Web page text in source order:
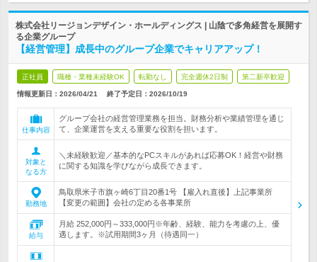
株式会社リージョンデザイン・ホールディングス | 山陰で多角経営を展開す
る企業グループ
【経営管理】成長中のグループ企業でキャリアアップ！
正社員 職種・業種未経験OK 転勤なし 完全週休2日制 第二新卒歓迎
情報更新日：2026/04/21 終了予定日： 2026/10/19
仕事内容
グループ会社の経営管理業務を担当。財務分析や業績管理を通じ
て、企業運営を支える重要な役割を担います。
対象と
なる方
＼未経験歓迎／基本的なPCスキルがあれば応募OK！経営や財務
に関する知識を学びながら成長できます。
勤務地
鳥取県米子市旗ヶ崎6丁目20番1号 【雇入れ直後】上記事業所
【変更の範囲】会社の定める各事業所
給与
月給 252,000円～333,000円※年齢、経験、能力を考慮の上、優
遇します。※試用期間3ヶ月（待遇同一）